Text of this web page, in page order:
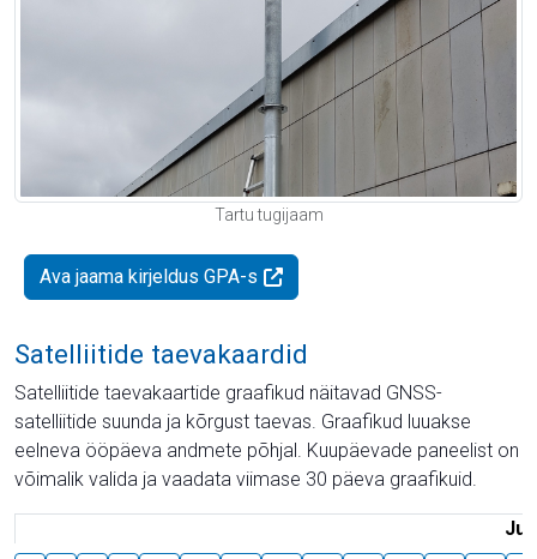
Tartu tugijaam
Ava jaama kirjeldus GPA-s
Satelliitide taevakaardid
Satelliitide taevakaartide graafikud näitavad GNSS-
satelliitide suunda ja kõrgust taevas. Graafikud luuakse
eelneva ööpäeva andmete põhjal. Kuupäevade paneelist on
võimalik valida ja vaadata viimase 30 päeva graafikuid.